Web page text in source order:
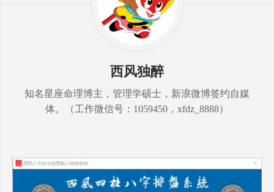
西风独醉
知名星座命理博主，管理学硕士，新浪微博签约自媒
体。（工作微信号：1059450，xfdz_8888）